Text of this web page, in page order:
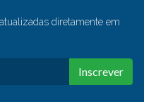
diretamente em
Inscrever